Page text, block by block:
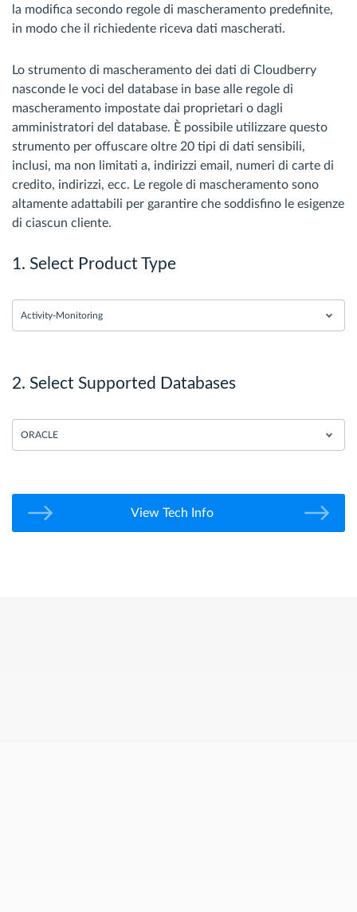
la modifica secondo regole di mascheramento predefinite,
in modo che il richiedente riceva dati mascherati.
Lo strumento di mascheramento dei dati di Cloudberry
nasconde le voci del database in base alle regole di
mascheramento impostate dai proprietari o dagli
amministratori del database. È possibile utilizzare questo
strumento per offuscare oltre 20 tipi di dati sensibili,
inclusi, ma non limitati a, indirizzi email, numeri di carte di
credito, indirizzi, ecc. Le regole di mascheramento sono
altamente adattabili per garantire che soddisfino le esigenze
di ciascun cliente.
1. Select Product Type
Activity-Monitoring
2. Select Supported Databases
ORACLE
View Tech Info